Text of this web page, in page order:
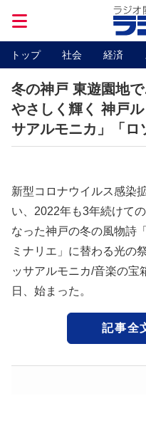
トップ 社会 経済
冬の神戸 東遊園地
やさしく輝く 神戸
サアルモニカ」「ロ
新型コロナウイルス感染
い、2022年も3年続けて
なった神戸の冬の風物詩
ミナリエ」に替わる光の
ッサアルモニカ/音楽の宝
日、始まった。
記事全